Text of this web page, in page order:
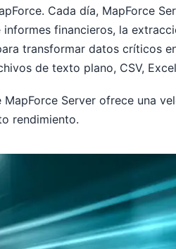
Cada día, MapForce
financieros, la
transformar datos críticos
de texto plano, CSV,
Server ofrece una
rendimiento.